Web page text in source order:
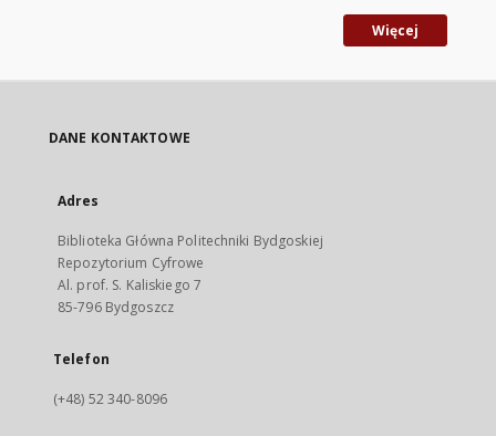
Więcej
DANE KONTAKTOWE
Adres
Biblioteka Główna Politechniki Bydgoskiej
Repozytorium Cyfrowe
Al. prof. S. Kaliskiego 7
85-796 Bydgoszcz
Telefon
(+48) 52 340-8096